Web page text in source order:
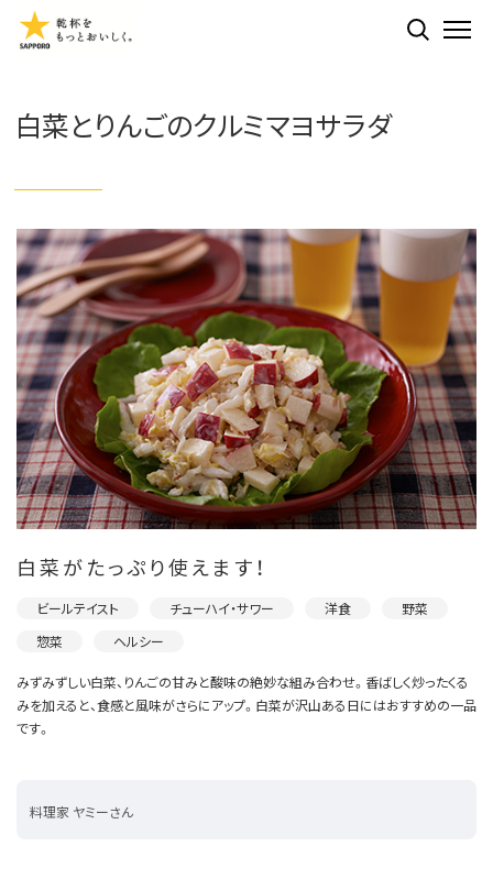
検索する
白菜とりんごのクルミマヨサラダ
白菜がたっぷり使えます！
ビールテイスト チューハイ・サワー 洋食
野菜
惣菜
ヘルシー
みずみずしい白菜、りんごの甘みと酸味の絶妙な組み合わせ。香ばしく炒ったくる
みを加えると、食感と風味がさらにアップ。白菜が沢山ある日にはおすすめの一品
です。
料理家 ヤミーさん